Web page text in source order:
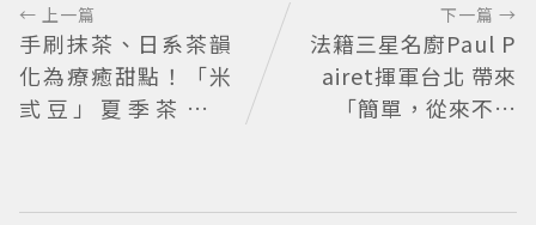
← 上一篇
手刷抹茶、日系茶韻
化為療癒甜點！「米
弎豆」夏季茶季開
下一篇 →
法籍三星名廚Paul P
airet揮軍台北 帶來
「簡單，從來不簡